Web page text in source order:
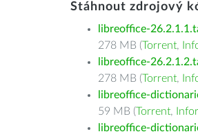
Stáhnout zdrojový
libreoffice-
278 MB (Torrent,
libreoffice-
278 MB (Torrent,
libreoffice-
59 MB (Torrent,
libreoffice-